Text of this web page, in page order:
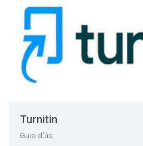
Turnitin
Guia d'ús